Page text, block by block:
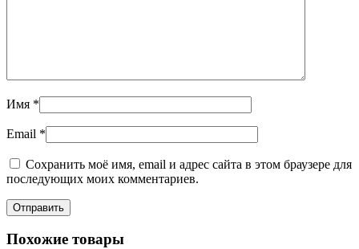
Имя *
Email *
Сохранить моё имя, email и адрес сайта в этом браузере для
последующих моих комментариев.
Похожие товары